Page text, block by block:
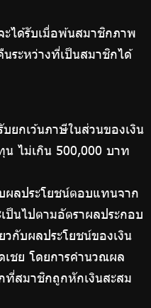
ะได้รับเมื่อพ้นสมาชิกภาพ
ระหว่างที่เป็นสมาชิกได้
ยกเว้นภาษีในส่วนของเงิน
น ไม่เกิน 500,000 บาท
ผลประโยชน์ตอบแทนจาก
ป็นไปตามอัตราผลประกอบ
วกับผลประโยชน์ของเงิน
เชย โดยการคำนวณผล
ที่สมาชิกถูกหักเงินสะสม